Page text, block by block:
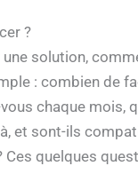
?
solution,
: combien de
chaque mois,
et sont-ils
quelques